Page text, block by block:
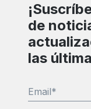
de
las
Email*